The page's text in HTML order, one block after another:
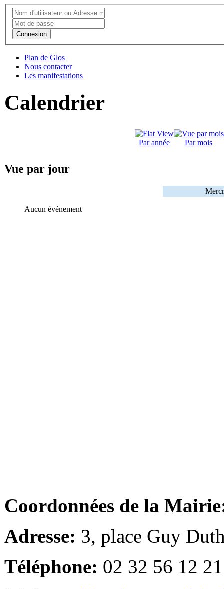
Connexion
Plan de Glos
Nous contacter
Les manifestations
Calendrier
Par année Par mois
Vue par jour
Aucun événement
Coordonnées de la
Adresse: 3, place Guy
Téléphone: 02 32 56 12 21